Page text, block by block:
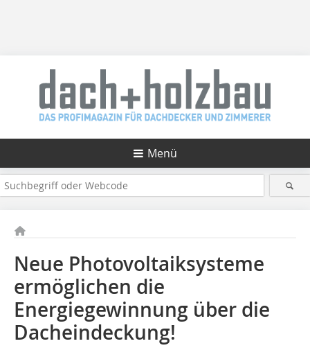
Menü
Neue Photovoltaiksysteme
ermöglichen die
Energiegewinnung über die
Dacheindeckung!